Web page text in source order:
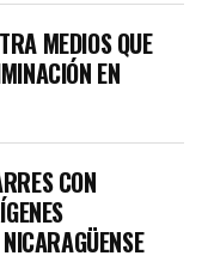
MEDIOS QUE
EN
CON